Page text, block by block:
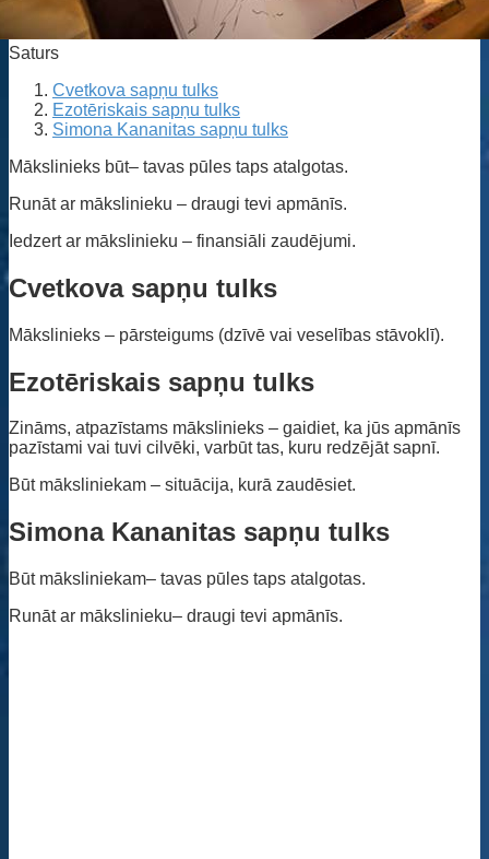
Saturs
Cvetkova sapņu tulks
Ezotēriskais sapņu tulks
Simona Kananitas sapņu tulks
Mākslinieks būt– tavas pūles taps atalgotas.
Runāt ar mākslinieku – draugi tevi apmānīs.
Iedzert ar mākslinieku – finansiāli zaudējumi.
Cvetkova sapņu tulks
Mākslinieks – pārsteigums (dzīvē vai veselības stāvoklī).
Ezotēriskais sapņu tulks
Zināms, atpazīstams mākslinieks – gaidiet, ka jūs apmānīs
pazīstami vai tuvi cilvēki, varbūt tas, kuru redzējāt sapnī.
Būt māksliniekam – situācija, kurā zaudēsiet.
Simona Kananitas sapņu tulks
Būt māksliniekam– tavas pūles taps atalgotas.
Runāt ar mākslinieku– draugi tevi apmānīs.